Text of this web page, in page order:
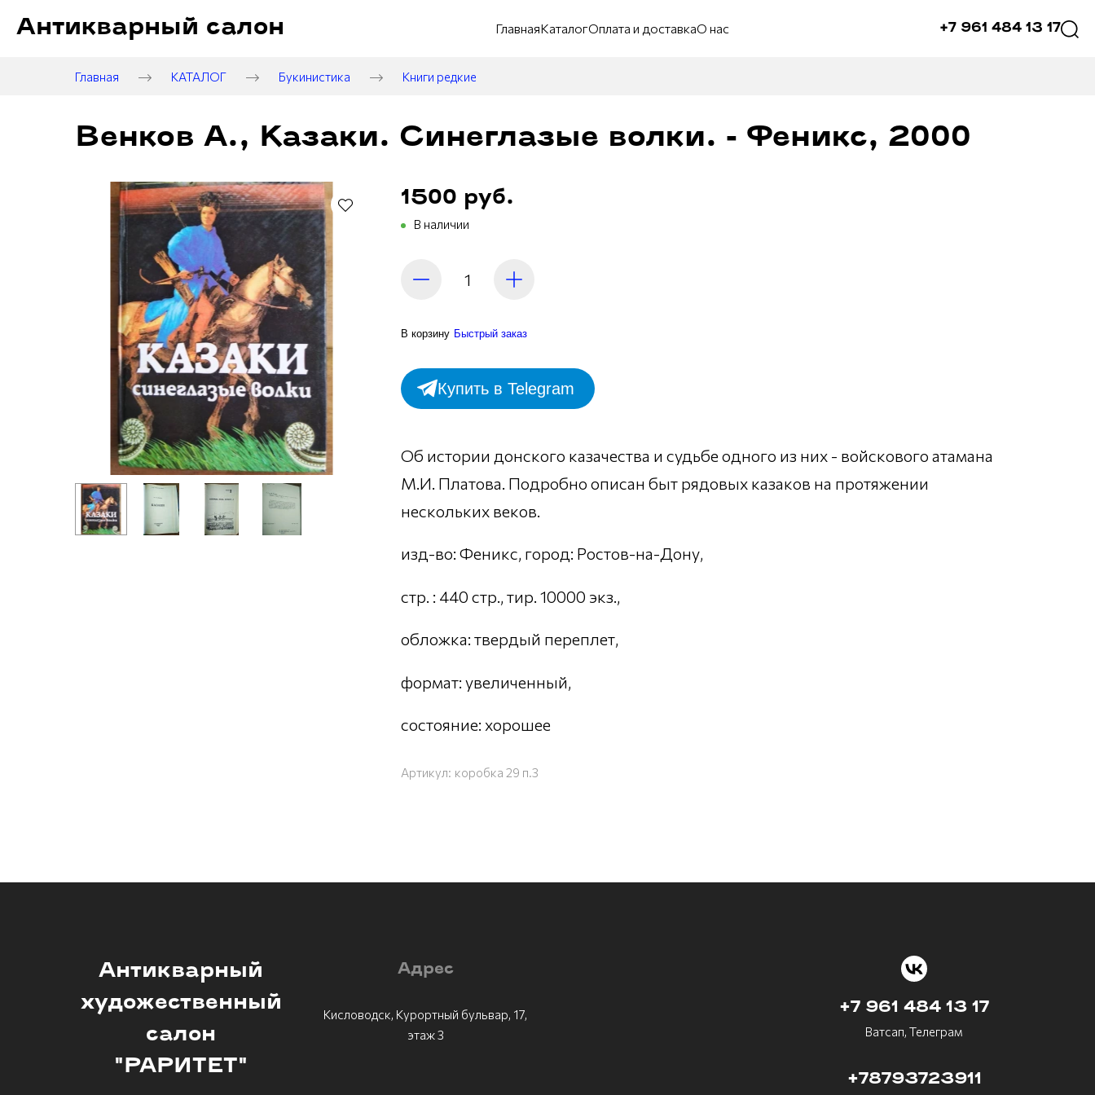
Антикварный салон ГлавнаяКаталогОплата и доставкаО нас +7 961 484 13 17
Главная КАТАЛОГ Букинистика Книги редкие
Венков А., Казаки. Синеглазые волки. - Феникс, 2000
1500 руб.
В наличии
В корзину Быстрый заказ
Купить в Telegram
Об истории донского казачества и судьбе одного из них - войскового атамана
М.И. Платова. Подробно описан быт рядовых казаков на протяжении
нескольких веков.
изд-во: Феникс, город: Ростов-на-Дону,
стр. : 440 стр., тир. 10000 экз.,
обложка: твердый переплет,
формат: увеличенный,
состояние: хорошее
Артикул: коробка 29 п.3
Антикварный
художественный
салон
"РАРИТЕТ"
Адрес
Кисловодск, Курортный бульвар, 17,
этаж 3
+7 961 484 13 17
Ватсап, Телеграм
+78793723911